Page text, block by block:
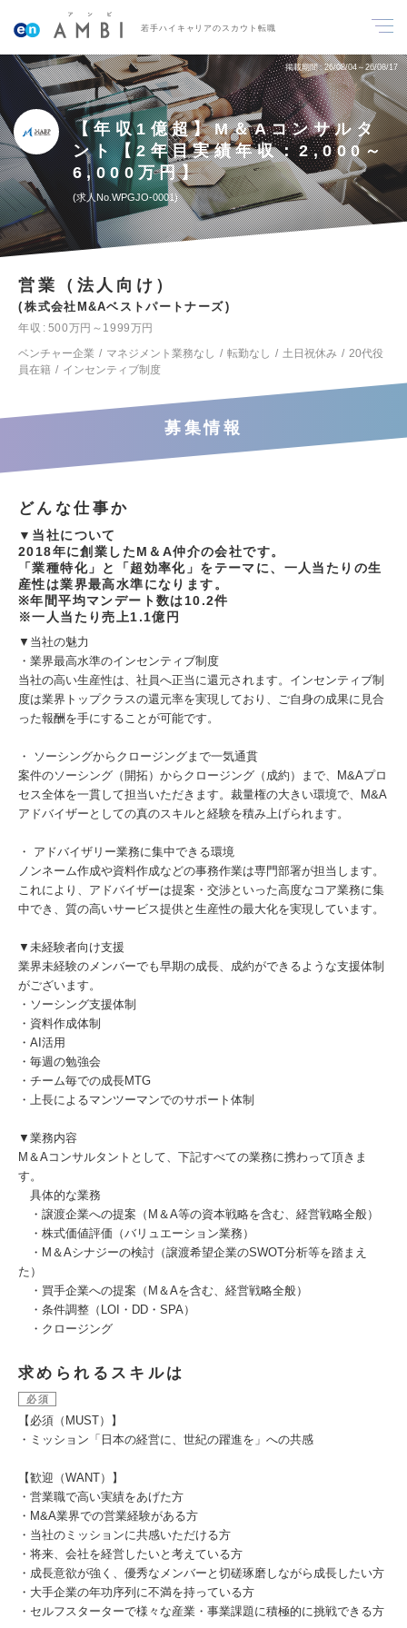
若手ハイキャリアのスカウト転職
掲載期間 26/08/04～26/08/17
【年収1億超】M＆Aコンサルタ
ント【2年目実績年収：2,000～
6,000万円】
求人No.WPGJO-0001
営業（法人向け）
株式会社M&Aベストパートナーズ
年収
500万円～1999万円
ベンチャー企業
マネジメント業務なし 転勤なし 土日祝休み
20代役
員在籍
インセンティブ制度
募集情報
どんな仕事か
▼当社について
2018年に創業したM＆A仲介の会社です。
「業種特化」と「超効率化」をテーマに、一人当たりの生
産性は業界最高水準になります。
※年間平均マンデート数は10.2件
※一人当たり売上1.1億円
▼当社の魅力
・業界最高水準のインセンティブ制度
当社の高い生産性は、社員へ正当に還元されます。インセンティブ制
度は業界トップクラスの還元率を実現しており、ご自身の成果に見合
った報酬を手にすることが可能です。
・ ソーシングからクロージングまで一気通貫
案件のソーシング（開拓）からクロージング（成約）まで、M&Aプロ
セス全体を一貫して担当いただきます。裁量権の大きい環境で、M&A
アドバイザーとしての真のスキルと経験を積み上げられます。
・ アドバイザリー業務に集中できる環境
ノンネーム作成や資料作成などの事務作業は専門部署が担当します。
これにより、アドバイザーは提案・交渉といった高度なコア業務に集
中でき、質の高いサービス提供と生産性の最大化を実現しています。
▼未経験者向け支援
業界未経験のメンバーでも早期の成長、成約ができるような支援体制
がございます。
・ソーシング支援体制
・資料作成体制
・AI活用
・毎週の勉強会
・チーム毎での成長MTG
・上長によるマンツーマンでのサポート体制
▼業務内容
M＆Aコンサルタントとして、下記すべての業務に携わって頂きま
す。
具体的な業務
・譲渡企業への提案（M＆A等の資本戦略を含む、経営戦略全般）
・株式価値評価（バリュエーション業務）
・M＆Aシナジーの検討（譲渡希望企業のSWOT分析等を踏まえ
た）
・買手企業への提案（M＆Aを含む、経営戦略全般）
・条件調整（LOI・DD・SPA）
・クロージング
求められるスキルは
必須
【必須（MUST）】
・ミッション「日本の経営に、世紀の躍進を」への共感
【歓迎（WANT）】
・営業職で高い実績をあげた方
・M&A業界での営業経験がある方
・当社のミッションに共感いただける方
・将来、会社を経営したいと考えている方
・成長意欲が強く、優秀なメンバーと切磋琢磨しながら成長したい方
・大手企業の年功序列に不満を持っている方
・セルフスターターで様々な産業・事業課題に積極的に挑戦できる方